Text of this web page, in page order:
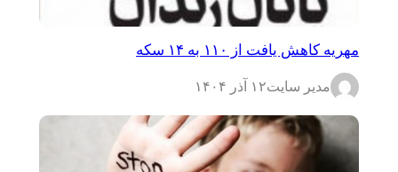
مهریه کاهش یافت از ۱۱۰ به ۱۴ سکه
مدیر سایت۱۲ آذر ۱۴۰۴